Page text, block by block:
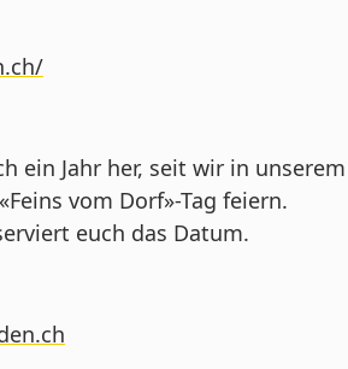
ein Jahr her, seit wir in
vom Dorf»-Tag feiern.
euch das Datum.